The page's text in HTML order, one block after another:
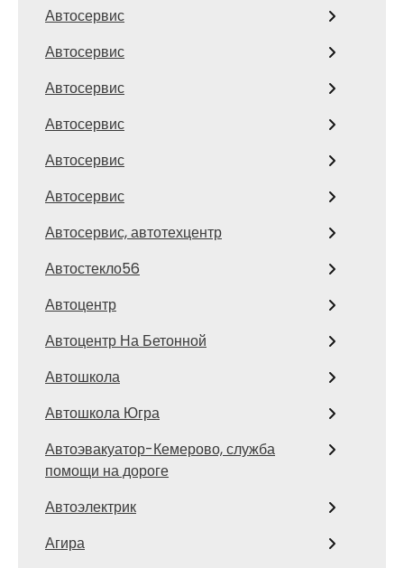
Автосервис
Автосервис
Автосервис
Автосервис
Автосервис
Автосервис
Автосервис, автотехцентр
Автостекло56
Автоцентр
Автоцентр На Бетонной
Автошкола
Автошкола Югра
Автоэвакуатор-Кемерово, служба
помощи на дороге
Автоэлектрик
Агира